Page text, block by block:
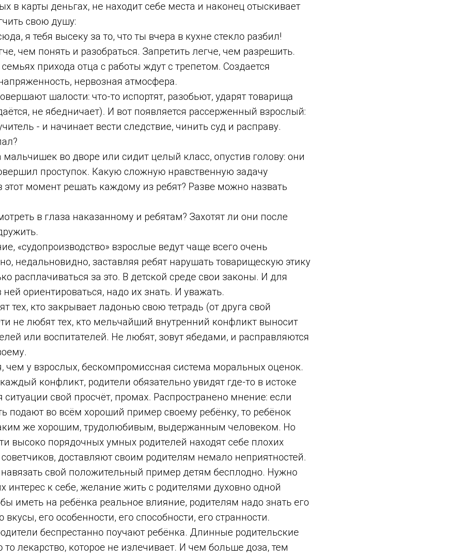
в карты деньгах, не находит себе места и наконец отыскивает
свою душу:
я тебя высеку за то, что ты вчера в кухне стекло разбил!
чем понять и разобраться. Запретить легче, чем разрешить.
прихода отца с работы ждут с трепетом. Создается
нервозная атмосфера.
шалости: что-то испортят, разобьют, ударят товарища
не ябедничает). И вот появляется рассерженный взрослый:
- и начинает вести следствие, чинить суд и расправу.
мальчишек во дворе или сидит целый класс, опустив голову: они
проступок. Какую сложную нравственную задачу
этот момент решать каждому из ребят? Разве можно назвать
в глаза наказанному и ребятам? Захотят ли они после
«судопроизводство» взрослые ведут чаще всего очень
недальновидно, заставляя ребят нарушать товарищескую этику
расплачиваться за это. В детской среде свои законы. И для
ней ориентироваться, надо их знать. И уважать.
тех, кто закрывает ладонью свою тетрадь (от друга свой
не любят тех, кто мельчайший внутренний конфликт выносит
или воспитателей. Не любят, зовут ябедами, и расправляются
чем у взрослых, бескомпромиссная система моральных оценок.
конфликт, родители обязательно увидят где-то в истоке
ситуации свой просчёт, промах. Распространено мнение: если
подают во всём хороший пример своему ребёнку, то ребёнок
же хорошим, трудолюбивым, выдержанным человеком. Но
высоко порядочных умных родителей находят себе плохих
доставляют своим родителям немало неприятностей.
свой положительный пример детям бесплодно. Нужно
интерес к себе, желание жить с родителями духовно одной
иметь на ребёнка реальное влияние, родителям надо знать его
вкусы, его особенности, его способности, его странности.
беспрестанно поучают ребёнка. Длинные родительские
то лекарство, которое не излечивает. И чем больше доза, тем